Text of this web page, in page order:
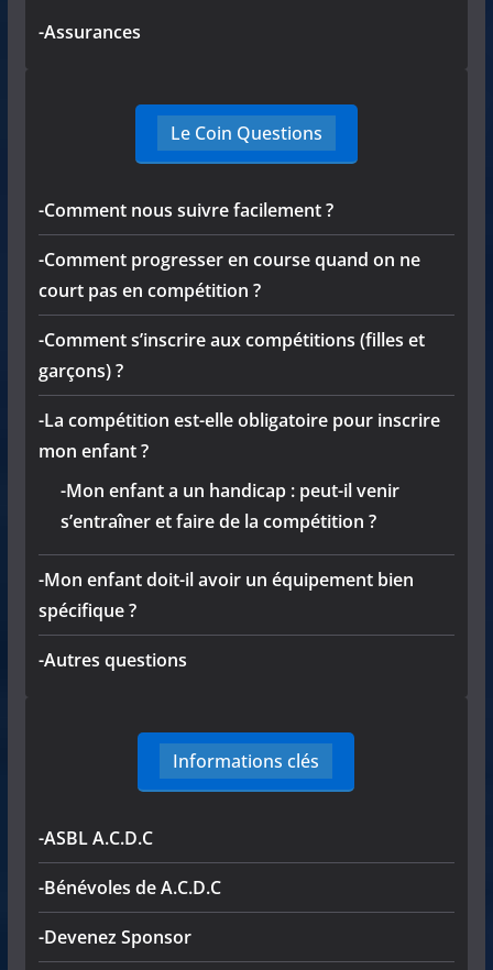
-Assurances
Le Coin Questions
-Comment nous suivre facilement ?
-Comment progresser en course quand on ne
court pas en compétition ?
-Comment s’inscrire aux compétitions (filles et
garçons) ?
-La compétition est-elle obligatoire pour inscrire
mon enfant ?
-Mon enfant a un handicap : peut-il venir
s’entraîner et faire de la compétition ?
-Mon enfant doit-il avoir un équipement bien
spécifique ?
-Autres questions
Informations clés
-ASBL A.C.D.C
-Bénévoles de A.C.D.C
-Devenez Sponsor